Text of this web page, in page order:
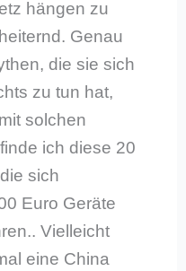
hängen zu
Genau
die sie sich
zu tun hat,
solchen
ich diese 20
sich
Euro Geräte
Vielleicht
eine China